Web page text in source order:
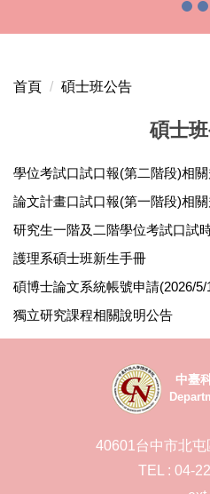
首頁 碩士班公告
碩士
學位考試口試口報(第二階段)相
論文計畫口試口報(第一階段)相
研究生一階及二階學位考試口試
護理系碩士班新生手冊
碩博士論文系統帳號申請(2026/5/
獨立研究課程相關說明公告
中臺
40601台中市北
TEL : 04-